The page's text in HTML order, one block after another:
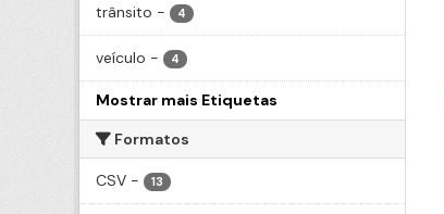
trânsito - 4
veículo - 4
Mostrar mais Etiquetas
Formatos
CSV - 13